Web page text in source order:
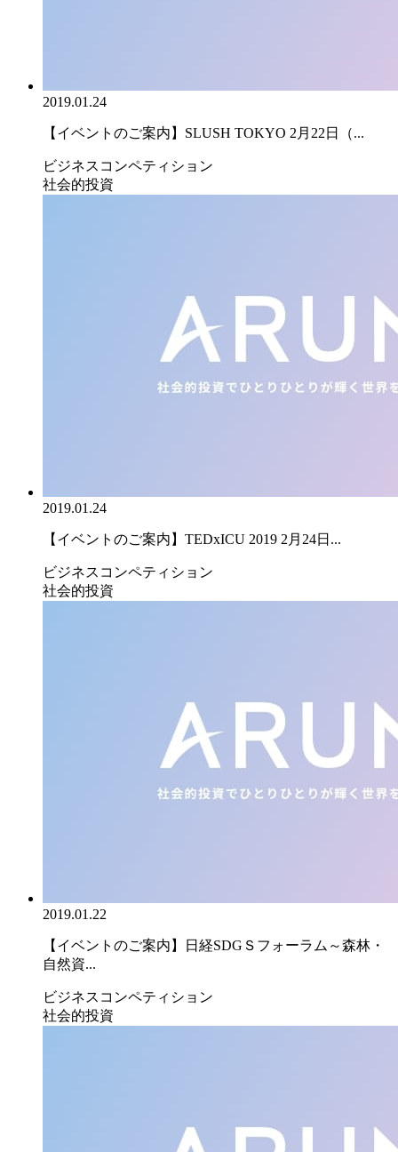
2019.01.24
【イベントのご案内】SLUSH TOKYO 2月22日（...
ビジネスコンペティション
社会的投資
2019.01.24
【イベントのご案内】TEDxICU 2019 2月24日...
ビジネスコンペティション
社会的投資
2019.01.22
【イベントのご案内】日経SDGＳフォーラム～森林・
自然資...
ビジネスコンペティション
社会的投資